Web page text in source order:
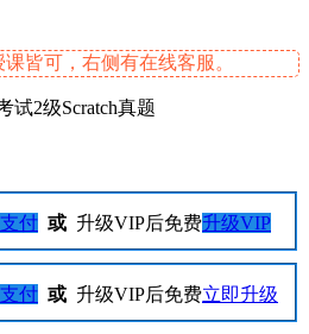
皆可，右侧有在线客服。
试2级Scratch真题
付 或 升级VIP后免费升级VIP
付 或 升级VIP后免费立即升级